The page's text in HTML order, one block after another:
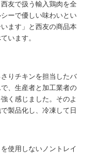
友で扱う輸入鶏肉を全
ーで優しい味わいとい
ます」と西友の商品本
います。
りチキンを担当したバ
、生産者と加工業者の
く感じました。そのよ
製品化し、冷凍して日
使用しないノントレイ